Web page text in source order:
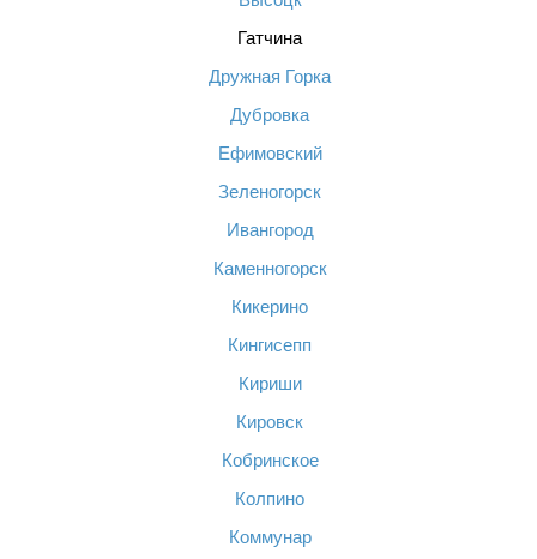
Гатчина
Дружная Горка
Дубровка
Ефимовский
Зеленогорск
Ивангород
Каменногорск
Кикерино
Кингисепп
Кириши
Кировск
Кобринское
Колпино
Коммунар